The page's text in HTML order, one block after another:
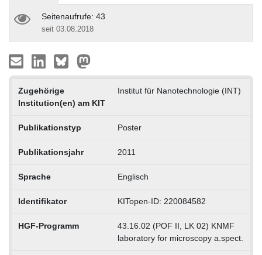
Seitenaufrufe: 43
seit 03.08.2018
Zugehörige
Institution(en) am KIT
Institut für Nanotechnologie (INT)
Publikationstyp Poster
Publikationsjahr 2011
Sprache Englisch
Identifikator KITopen-ID: 220084582
HGF-Programm
43.16.02 (POF II, LK 02) KNMF
laboratory for microscopy a.spect.